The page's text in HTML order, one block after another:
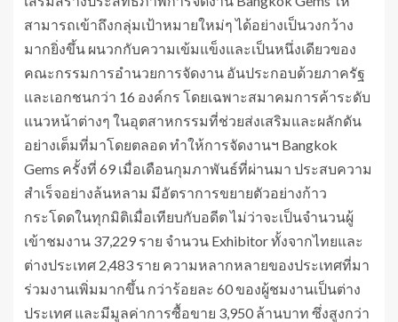
สามารถเข้าถึงกลุ่มเป้าหมายใหม่ๆ ได้อย่างเป็นวงกว้าง
มากยิ่งขึ้น ผนวกกับความเข้มแข็งและเป็นหนึ่งเดียวของ
คณะกรรมการอำนวยการจัดงาน อันประกอบด้วยภาครัฐ
และเอกชนกว่า 16 องค์กร โดยเฉพาะสมาคมการค้าระดับ
แนวหน้าต่างๆ ในอุตสาหกรรมที่ช่วยส่งเสริมและผลักดัน
อย่างเต็มที่มาโดยตลอด ทำให้การจัดงานฯ Bangkok
Gems ครั้งที่ 69 เมื่อเดือนกุมภาพันธ์ที่ผ่านมา ประสบความ
สำเร็จอย่างล้นหลาม มีอัตราการขยายตัวอย่างก้าว
กระโดดในทุกมิติเมื่อเทียบกับอดีต ไม่ว่าจะเป็นจำนวนผู้
เข้าชมงาน 37,229 ราย จำนวน Exhibitor ทั้งจากไทยและ
ต่างประเทศ 2,483 ราย ความหลากหลายของประเทศที่มา
ร่วมงานเพิ่มมากขึ้น กว่าร้อยละ 60 ของผู้ชมงานเป็นต่าง
ประเทศ และมีมูลค่าการซื้อขาย 3,950 ล้านบาท ซึ่งสูงกว่า